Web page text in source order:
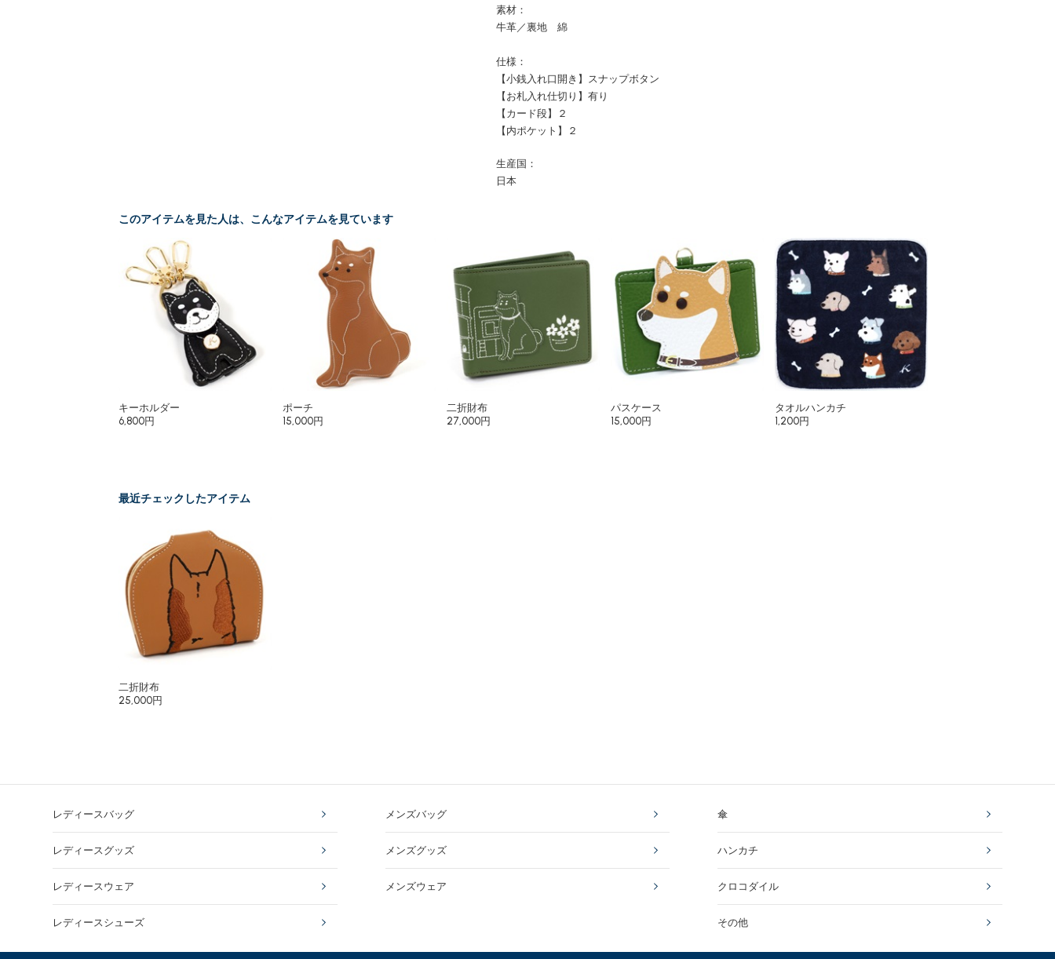
素材：
牛革／裏地 綿
仕様：
【小銭入れ口開き】スナップボタン
【お札入れ仕切り】有り
【カード段】２
【内ポケット】２
生産国：
日本
このアイテムを見た人は、こんなアイテムを見ています
キーホルダー
6,800円
ポーチ
15,000円
二折財布
27,000円
パスケース
15,000円
タオルハンカチ
1,200円
最近チェックしたアイテム
二折財布
25,000円
レディースバッグ
レディースグッズ
レディースウェア
レディースシューズ
メンズバッグ
メンズグッズ
メンズウェア
傘
ハンカチ
クロコダイル
その他